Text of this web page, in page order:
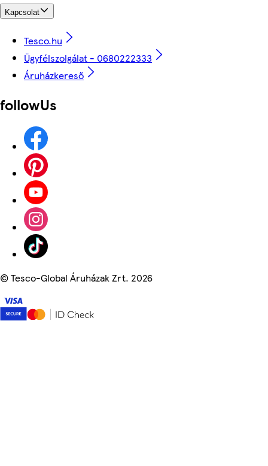
Kapcsolat
Tesco.hu
Ügyfélszolgálat - 0680222333
Áruházkereső
followUs
©Tesco-Global Áruházak Zrt. 2026